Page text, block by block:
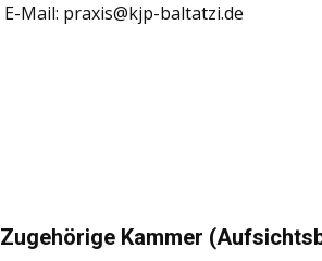
E-Mail: praxis@kjp-baltatzi.de
Zugehörige Kammer